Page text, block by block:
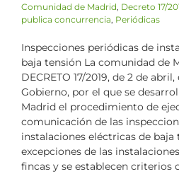
Comunidad de Madrid, Decreto 17/
publica concurrencia, Periódicas
Inspecciones periódicas de
baja tensión La comunidad de
DECRETO 17/2019, de 2 de
Gobierno, por el que se
Madrid el procedimiento de
comunicación de las
instalaciones eléctricas de baja
excepciones de las
fincas y se establecen criterios